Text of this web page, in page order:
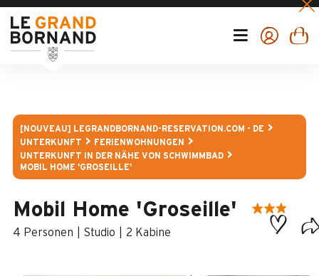
[NOUVEAU] LEGRANDBORNAND-RESERVATION.COM - DE
UNTERKUNFT
FERIENWOHNUNGEN
UNTERKUNFT IN DER NÄHE VON SCHWIMMBAD
MOBIL HOME 'GROSEILLE'
Mobil Home 'Groseille'
4 Personen Studio 2 Kabine